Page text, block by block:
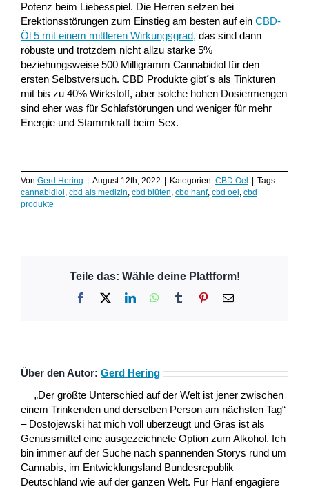
Potenz beim Liebesspiel. Die Herren setzen bei
Erektionsstörungen zum Einstieg am besten auf ein CBD-
Öl 5 mit einem mittleren Wirkungsgrad, das sind dann
robuste und trotzdem nicht allzu starke 5%
beziehungsweise 500 Milligramm Cannabidiol für den
ersten Selbstversuch. CBD Produkte gibt´s als Tinkturen
mit bis zu 40% Wirkstoff, aber solche hohen Dosiermengen
sind eher was für Schlafstörungen und weniger für mehr
Energie und Stammkraft beim Sex.
Von Gerd Hering August 12th, 2022 Kategorien: CBD Oel
Tags:
cannabidiol , cbd als medizin, cbd blüten, cbd hanf, cbd oel , cbd
produkte
Teile das: Wähle deine Plattform!
Facebook LinkedInWhatsApp
Tumblr Pinterest
E-
Über den Autor: Gerd Hering
„Der größte Unterschied auf der Welt ist jener zwischen
einem Trinkenden und derselben Person am nächsten Tag“
– Dostojewski hat mich voll überzeugt und Gras ist als
Genussmittel eine ausgezeichnete Option zum Alkohol. Ich
bin immer auf der Suche nach spannenden Storys rund um
Cannabis, im Entwicklungsland Bundesrepublik
Deutschland wie auf der ganzen Welt. Für Hanf engagiere